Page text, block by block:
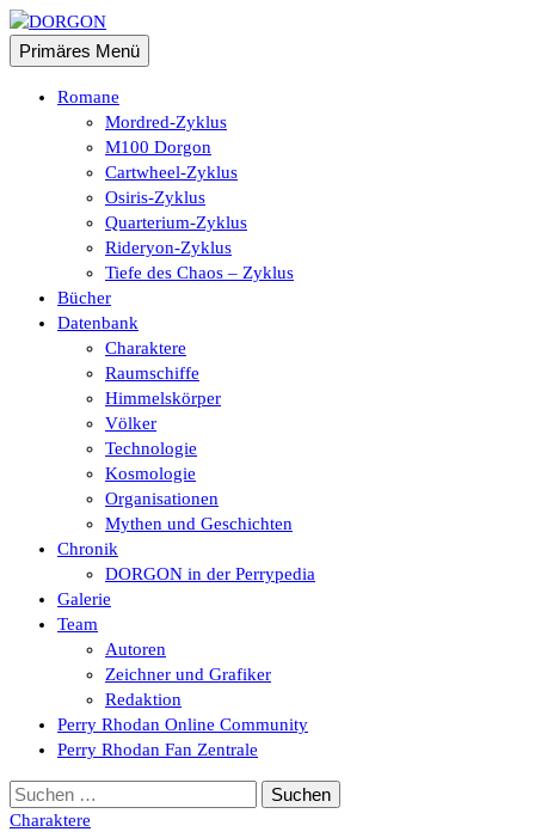
Zum
Inhalt
springen
DORGON
Suchen
Primäres Menü
Romane
Mordred-Zyklus
M100 Dorgon
Cartwheel-Zyklus
Osiris-Zyklus
Quarterium-Zyklus
Rideryon-Zyklus
Tiefe des Chaos – Zyklus
Bücher
Datenbank
Charaktere
Raumschiffe
Himmelskörper
Völker
Technologie
Kosmologie
Organisationen
Mythen und Geschichten
Chronik
DORGON in der Perrypedia
Galerie
Team
Autoren
Zeichner und Grafiker
Redaktion
Perry Rhodan Online Community
Perry Rhodan Fan Zentrale
Suchen
nach:
Charaktere